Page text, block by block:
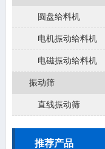
圆盘给料机
电机振动给料机
电磁振动给料机
振动筛
直线振动筛
推荐产品